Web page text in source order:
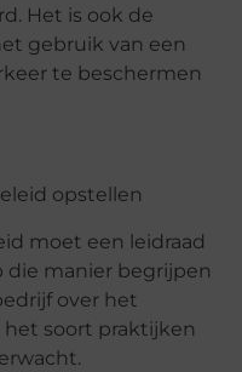
Het is ook de
gebruik van een
te beschermen
opstellen
moet een leidraad
die manier begrijpen
over het
het soort praktijken